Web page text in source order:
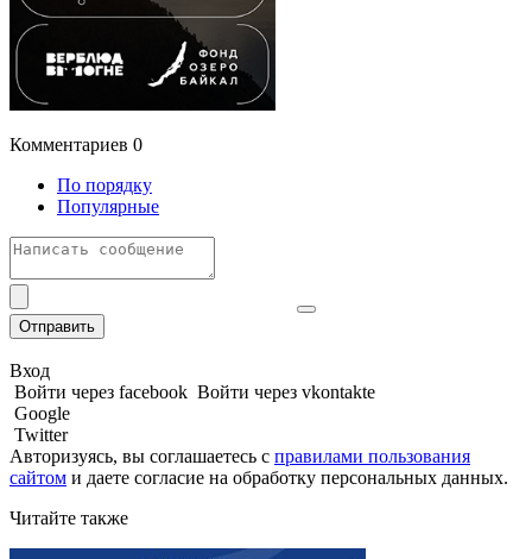
Комментариев 0
По порядку
Популярные
Отправить
Вход
Войти через facebook Войти через vkontakte
Google
Twitter
Авторизуясь, вы соглашаетесь с правилами пользования
сайтом и даете согласие на обработку персональных данных.
Читайте также